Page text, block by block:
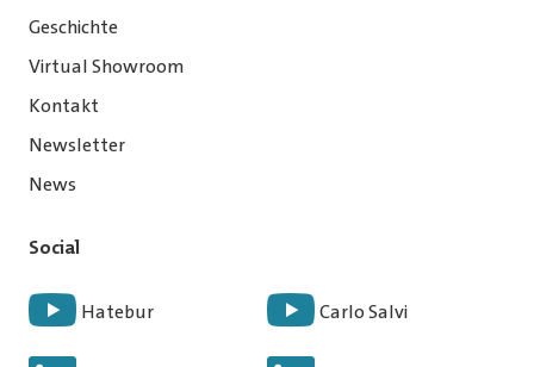
Geschichte
Virtual Showroom
Kontakt
Newsletter
News
Social
Hatebur Carlo Salvi